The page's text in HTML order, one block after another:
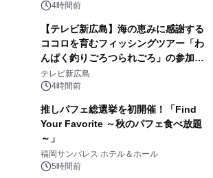
4時間前
【テレビ新広島】海の恵みに感謝する
ココロを育むフィッシングツアー「わ
んぱく釣りごろつられごろ」の参加小
学生を募集
テレビ新広島
4時間前
推しパフェ総選挙を初開催！「Find
Your Favorite ～秋のパフェ食べ放題
～」
福岡サンパレス ホテル＆ホール
5時間前